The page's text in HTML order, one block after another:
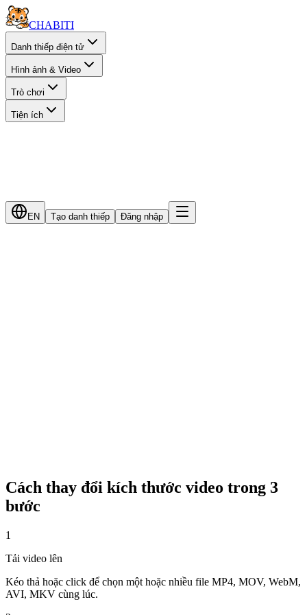
CHABITI
Danh thiếp điện tử
Hình ảnh & Video
Trò chơi
Tiện ích
EN Tạo danh thiếp Đăng nhập
Cách thay đổi kích thước video trong 3
bước
1
Tải video lên
Kéo thả hoặc click để chọn một hoặc nhiều file MP4, MOV, WebM,
AVI, MKV cùng lúc.